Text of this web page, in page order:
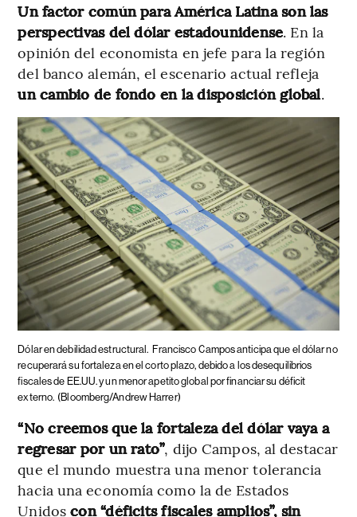
Un factor común para América Latina son las
perspectivas del dólar estadounidense. En la
opinión del economista en jefe para la región
del banco alemán, el escenario actual refleja
un cambio de fondo en la disposición global.
Dólar en debilidad estructural. Francisco Campos anticipa que el dólar no
recuperará su fortaleza en el corto plazo, debido a los desequilibrios
fiscales de EE.UU. y un menor apetito global por financiar su déficit
externo. (Bloomberg/Andrew Harrer)
“No creemos que la fortaleza del dólar vaya a
regresar por un rato”, dijo Campos, al destacar
que el mundo muestra una menor tolerancia
hacia una economía como la de Estados
Unidoscon “déficits fiscales amplios”, sin